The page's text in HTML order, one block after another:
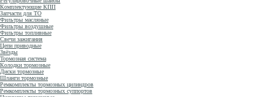
Комплектующие КПП
Запчасти для ТО
Фильтры масляные
Фильтры воздушные
Фильтры топливные
Свечи зажигания
Цепи приводные
Звёзды
Тормозная система
Колодки тормозные
Диски тормозные
Шланги тормозные
Ремкомплекты тормозных цилиндров
Ремкомплекты тормозных суппортов